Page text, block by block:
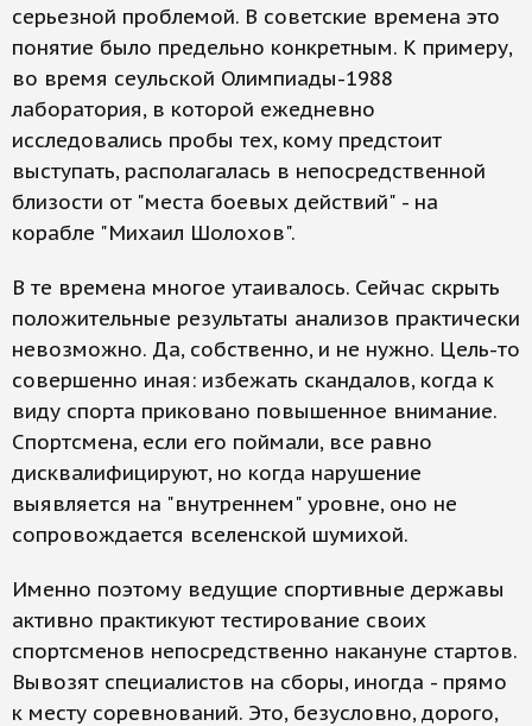
серьезной проблемой. В советские времена это
понятие было предельно конкретным. К примеру,
во время сеульской Олимпиады-1988
лаборатория, в которой ежедневно
исследовались пробы тех, кому предстоит
выступать, располагалась в непосредственной
близости от "места боевых действий" - на
корабле "Михаил Шолохов".
В те времена многое утаивалось. Сейчас скрыть
положительные результаты анализов практически
невозможно. Да, собственно, и не нужно. Цель-то
совершенно иная: избежать скандалов, когда к
виду спорта приковано повышенное внимание.
Спортсмена, если его поймали, все равно
дисквалифицируют, но когда нарушение
выявляется на "внутреннем" уровне, оно не
сопровождается вселенской шумихой.
Именно поэтому ведущие спортивные державы
активно практикуют тестирование своих
спортсменов непосредственно накануне стартов.
Вывозят специалистов на сборы, иногда - прямо
к месту соревнований. Это, безусловно, дорого,